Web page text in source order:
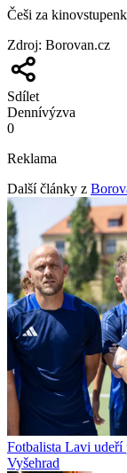
Češi za
Zdroj: Borovan.cz
Sdílet
Dennívýzva
0
Reklama
Další články z
Fotbalista Lavi udeří
Vyšehrad